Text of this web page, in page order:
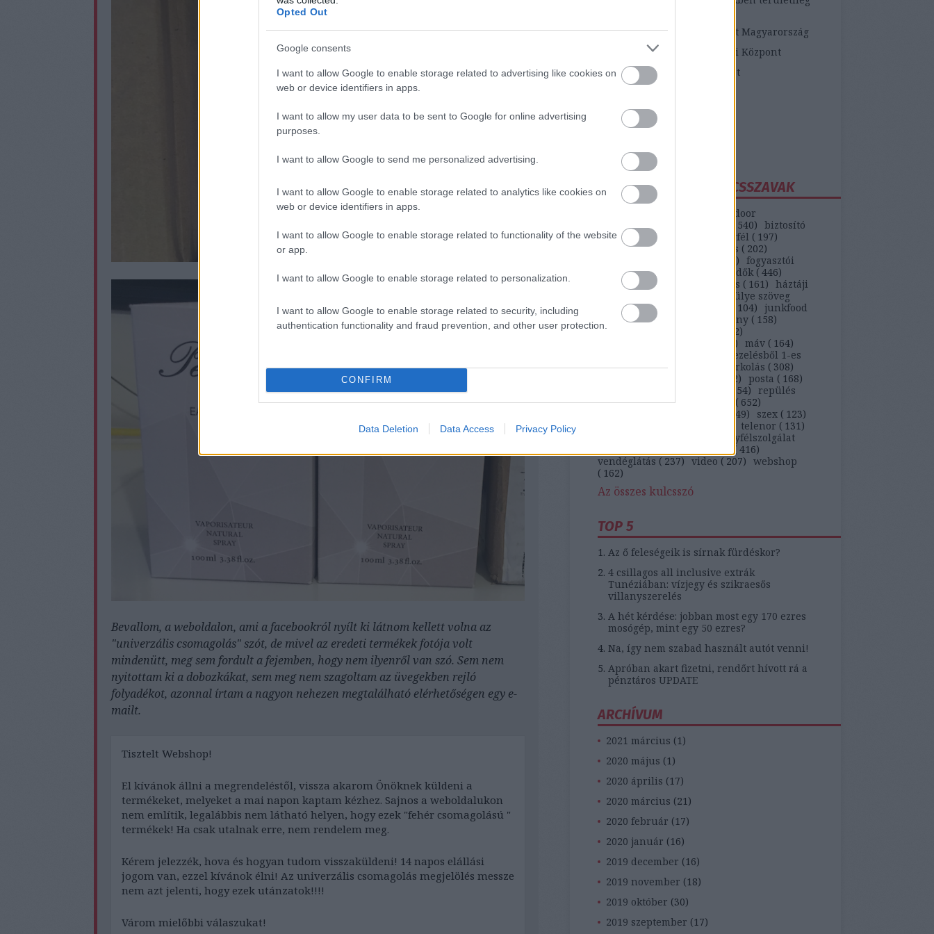
Opted Out
Google consents
I want to allow Google to enable storage related to advertising like cookies on
web or device identifiers in apps.
I want to allow my user data to be sent to Google for online advertising
purposes.
I want to allow Google to send me personalized advertising.
I want to allow Google to enable storage related to analytics like cookies on
web or device identifiers in apps.
I want to allow Google to enable storage related to functionality of the website
or app.
I want to allow Google to enable storage related to personalization.
I want to allow Google to enable storage related to security, including
authentication functionality and fraud prevention, and other user protection.
CONFIRM
Data Deletion Data Access Privacy Policy
Bevallom, a weboldalon, ami a facebookról nyílt ki látnom kellett volna az
"univerzális csomagolás" szót, de mivel az eredeti termékek fotója volt
mindenütt, meg sem fordult a fejemben, hogy nem ilyenről van szó. Sem nem
nyitottam ki a dobozkákat, sem meg nem szagoltam az üvegekben rejló
folyadékot, azonnal írtam a nagyon nehezen megtalálható elérhetőségen egy e-
mailt.
Tisztelt Webshop!
El kívánok állni a megrendeléstől, vissza akarom Önöknek küldeni a
termékeket, melyeket a mai napon kaptam kézhez. Sajnos a weboldalukon
nem említik, legalábbis nem látható helyen, hogy ezek "fehér csomagolású "
termékek! Ha csak utalnak erre, nem rendelem meg.
Kérem jelezzék, hova és hogyan tudom visszaküldeni! 14 napos elállási
jogom van, ezzel kívánok élni! Az univerzális csomagolás megjelölés messze
nem azt jelenti, hogy ezek utánzatok!!!!
Várom mielőbbi válaszukat!
Európai Fogyasztói Központ Magyarország
Pénzügyi Fogyasztóvédelmi Központ
Pénzügyi Békéltető Testület
TudatosVásárló.hu
Fogyasztóvédő Alapítvány
Mintawebáruház
A LEGGYAKORIBB KULCSSZAVAK
backdoor
540) biztosító
(171 ) bkv 133 boldog ügyfél ( 197)
bűncselekmény
csalás ( 202)
) fogyasztói
(442) gvti-fogyasztóvédők ( 446)
gyerek
149) házhozszállítás ( 161 ) háztáji
hülye szöveg
) internet 104)
junkfood
) kaja ( kiskarácsony ( 158)
közlekedés
362)
) máv ( 164)
panaszkezelésből 1-es
(164) panaszlevél parkolás ( 308)
212) posta ( 168)
154)
repülés
(116) ruha (230 ( 652)
349) szex ( 123)
telenor ( 131 )
ügyfélszolgálat
( 416)
vendéglátás ( 237) video ( 207) webshop
( 162)
Az összes kulcsszó
TOP 5
Az ő feleségeik is sírnak fürdéskor?
4 csillagos all inclusive extrák
Tunéziában: vízjegy és szikraesős
villanyszerelés
A hét kérdése: jobban most egy 170 ezres
mosógép, mint egy 50 ezres?
Na, így nem szabad használt autót venni!
Apróban akart fizetni, rendőrt hívott rá a
pénztáros UPDATE
ARCHÍVUM
2021 március (1 )
2020 május (1 )
2020 április (17)
2020 március (21 )
2020 február (17)
2020 január (16)
2019 december (16)
2019 november (18)
2019 október (30)
2019 szeptember (17)